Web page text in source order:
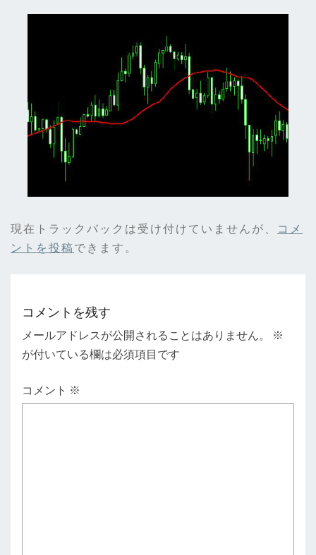
現在トラックバックは受け付けていませんが、 コメ
ントを投稿できます。
コメントを残す
メールアドレスが公開されることはありません。
※
が付いている欄は必須項目です
コメント ※